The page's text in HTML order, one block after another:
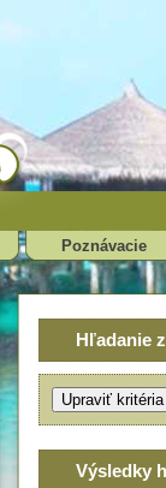
Poznávacie
Hľadanie
Výsledky